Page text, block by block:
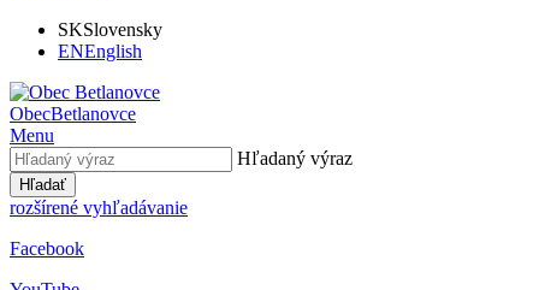
SKSlovensky
ENEnglish
ObecBetlanovce
Menu
Hľadaný výraz
Hľadať
rozšírené vyhľadávanie
Facebook